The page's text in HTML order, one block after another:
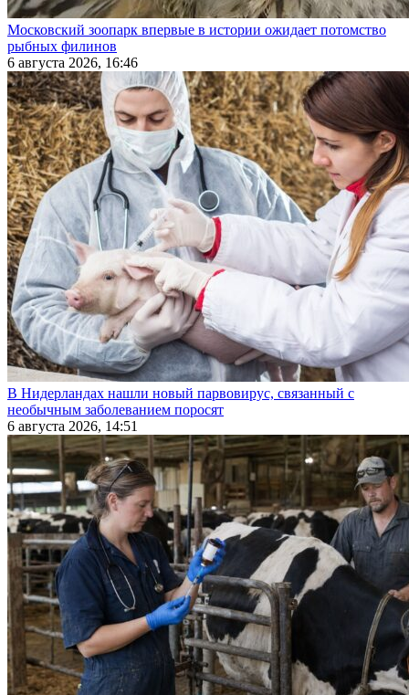
Московский зоопарк впервые в истории ожидает потомство
рыбных филинов
6 августа 2026, 16:46
В Нидерландах нашли новый парвовирус, связанный с
необычным заболеванием поросят
6 августа 2026, 14:51